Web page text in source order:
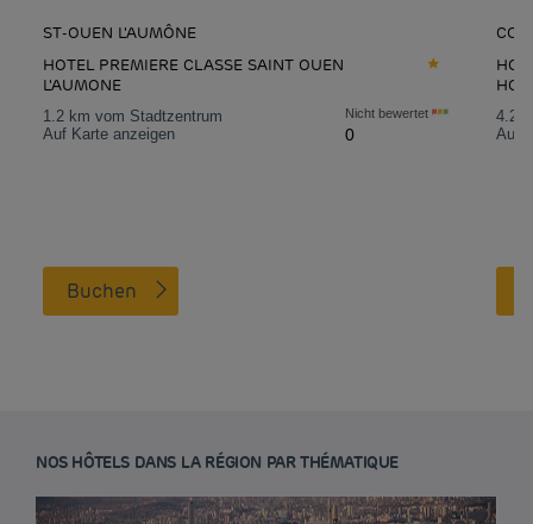
ST-OUEN L'AUMÔNE
HOTEL PREMIERE CLASSE SAINT OUEN
L'AUMONE
1.2 km vom Stadtzentrum
Auf Karte anzeigen
Nicht bewertet
0
Buchen
4.2
Auf
NOS HÔTELS DANS LA RÉGION PAR THÉMATIQUE